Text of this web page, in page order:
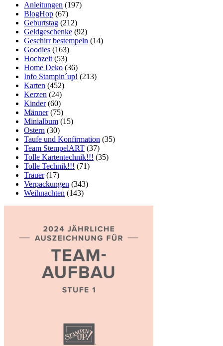
Anleitungen (197)
BlogHop (67)
Geburtstag (212)
Geldgeschenke (92)
Geschirr bestempeln (14)
Goodies (163)
Hochzeit (53)
Home Deko (36)
Info Stampin´up! (213)
Karten (452)
Kerzen (24)
Kinder(60)
Männer(75)
Minialbum (15)
Ostern (30)
Taufe und Konfirmation (35)
Team StempelART (37)
Tolle Kartentechnik!!! (35)
Tolle Technik!!! (71)
Trauer(17)
Verpackungen (343)
Weihnachten (143)